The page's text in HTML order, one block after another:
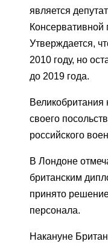
является
Консервативной
Утверждается,
2010 году, но
до 2019 года.
Великобритания
своего
российского
В Лондоне
британским
принято
персонала.
Накануне